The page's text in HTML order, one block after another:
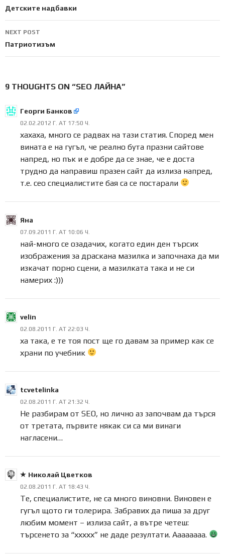
navigation
Детските надбавки
NEXT POST
Патриотизъм
9 THOUGHTS ON “SEO ЛАЙНА”
Георги Банков
02.02.2012 Г. AT 17:50 Ч.
хахаха, много се радвах на тази статия. Според мен
вината е на гугъл, че реално бута празни сайтове
напред, но пък и е добре да се знае, че е доста
трудно да направиш празен сайт да излиза напред,
т.е. сео специалистите бая са се постарали
Яна
07.09.2011 Г. AT 10:06 Ч.
най-много се озадачих, когато един ден търсих
изображения за драскана мазилка и започнаха да ми
изкачат порно сцени, а мазилката така и не си
намерих :)))
velin
02.08.2011 Г. AT 22:03 Ч.
ха така, е те тоя пост ще го давам за пример как се
храни по учебник
tcvetelinka
02.08.2011 Г. AT 21:32 Ч.
Не разбирам от SEO, но лично аз започвам да търся
от третата, първите някак си са ми винаги
нагласени…
Николай Цветков
02.08.2011 Г. AT 18:43 Ч.
Те, специалистите, не са много виновни. Виновен е
гугъл щото ги толерира. Забравих да пиша за друг
любим момент – излиза сайт, а вътре четеш:
търсенето за “ххххх” не даде резултати. Аааааааа.